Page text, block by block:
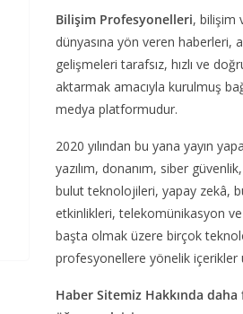
Bilişim Profesyonelleri, bilişim
dünyasına yön veren haberleri,
gelişmeleri tarafsız, hızlı ve
aktarmak amacıyla kurulmuş
medya platformudur.
2020 yılından bu yana yayın
yazılım, donanım, siber
bulut teknolojileri, yapay zekâ,
etkinlikleri, telekomünikasyon
başta olmak üzere birçok
profesyonellere yönelik içerikler
Haber Sitemiz Hakkında